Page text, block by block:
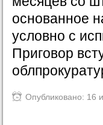
основанное
условно с
Приговор
Опубликовано: 16